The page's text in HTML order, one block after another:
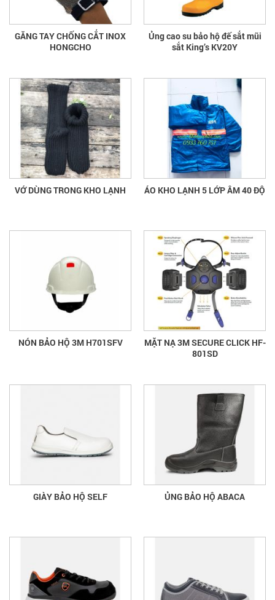
GĂNG TAY CHỐNG CẮT INOX
HONGCHO
Ủng cao su bảo hộ đế sắt mũi
sắt King’s KV20Y
VỚ DÙNG TRONG KHO LẠNH ÁO KHO LẠNH 5 LỚP ÂM 40 ĐỘ
NÓN BẢO HỘ 3M H701SFV
MẶT NẠ 3M SECURE CLICK HF-
801SD
GIÀY BẢO HỘ SELF ỦNG BẢO HỘ ABACA